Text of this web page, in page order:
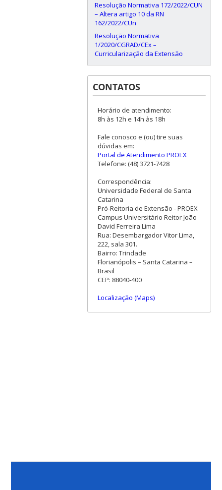
Resolução Normativa 172/2022/CUN
– Altera artigo 10 da RN
162/2022/CUn
Resolução Normativa
1/2020/CGRAD/CEx –
Curricularização da Extensão
CONTATOS
Horário de atendimento:
8h às 12h e 14h às 18h
Fale conosco e (ou) tire suas
dúvidas em:
Portal de Atendimento PROEX
Telefone: (48) 3721-7428
Correspondência:
Universidade Federal de Santa
Catarina
Pró-Reitoria de Extensão - PROEX
Campus Universitário Reitor João
David Ferreira Lima
Rua: Desembargador Vitor Lima,
222, sala 301.
Bairro: Trindade
Florianópolis – Santa Catarina –
Brasil
CEP: 88040-400
Localização (Maps)